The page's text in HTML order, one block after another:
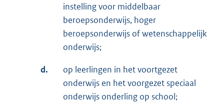
instelling voor middelbaar
beroepsonderwijs, hoger
beroepsonderwijs of wetenschappelijk
onderwijs;
d.
op leerlingen in het voortgezet
onderwijs en het voorgezet speciaal
onderwijs onderling op school;